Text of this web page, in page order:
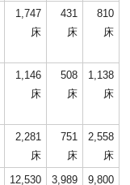
1,747
床
431
床
810
床
1,146
床
508
床
1,138
床
2,281
床
751
床
2,558
床
12,530 3,989 9,800